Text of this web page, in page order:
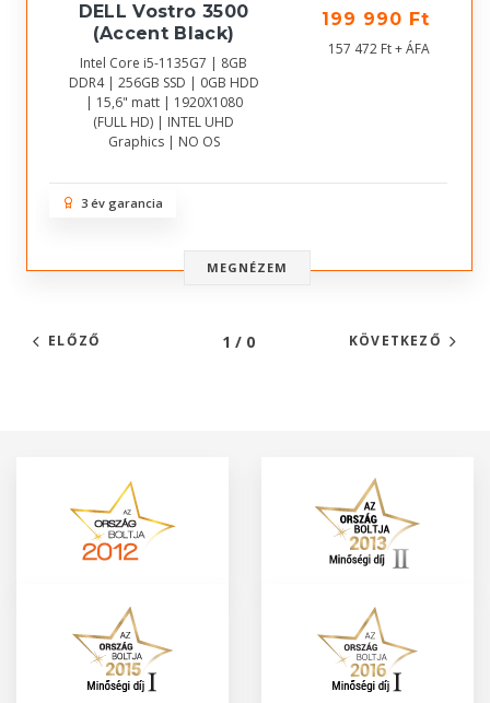
DELL Vostro 3500
(Accent Black)
Intel Core i5-1135G7 | 8GB
DDR4 | 256GB SSD | 0GB HDD
| 15,6" matt | 1920X1080
(FULL HD) | INTEL UHD
Graphics | NO OS
199 990 Ft
157 472 Ft + ÁFA
3 év garancia
MEGNÉZEM
ELŐZŐ 1 / 0 KÖVETKEZŐ